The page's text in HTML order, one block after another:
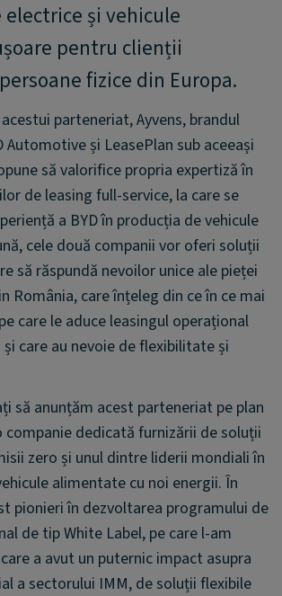
și vehicule
pentru clienții
fizice din Europa.
parteneriat, Ayvens, brandul
Automotive și LeasePlan sub aceeași
să valorifice propria expertiză în
de leasing full-service, la care se
a BYD în producția de vehicule
cele două companii vor oferi soluții
să răspundă nevoilor unice ale pieței
România, care înțeleg din ce în ce mai
care le aduce leasingul operațional
care au nevoie de flexibilitate și
să anunțăm acest parteneriat pe plan
companie dedicată furnizării de soluții
zero și unul dintre liderii mondiali în
alimentate cu noi energii. În
pionieri în dezvoltarea programului de
de tip White Label, pe care l-am
a avut un puternic impact asupra
a sectorului IMM, de soluții flexibile